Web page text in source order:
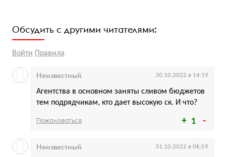
Обсудить с другими читателями:
Войти Правила
1
Агентства в основном заняты сливом бюджетов
тем подрядчикам, кто дает высокую ск. И что?
Неизвестный 30.10.2022 в 14:19
Пожаловаться
Неизвестный 31.10.2022 в 06:59